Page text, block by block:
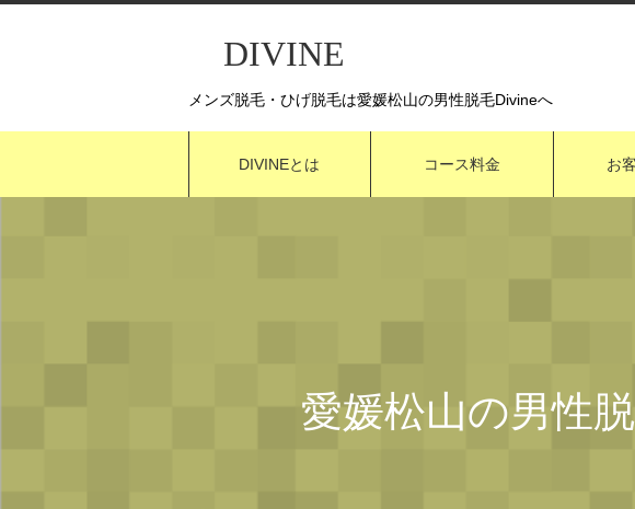
DIVINE
メンズ脱毛・ひげ脱毛は愛媛松山の男性脱毛Divineへ
DIVINEとは コース料金 お
愛媛松山の男性